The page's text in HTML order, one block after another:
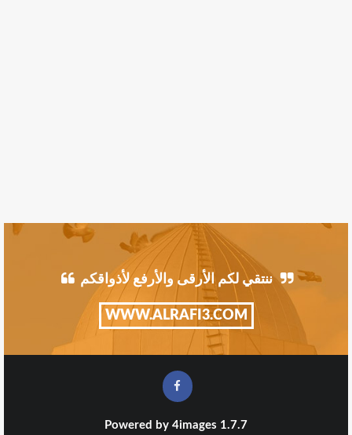
ننتقي لكم الأرقى والأرفع لأذواقكم
WWW.ALRAFI3.COM
Powered by 4images 1.7.7